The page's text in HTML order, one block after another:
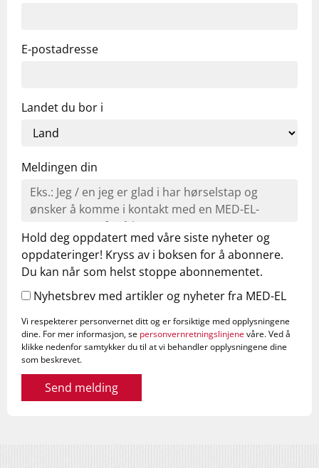
E-postadresse
Landet du bor i
Meldingen din
Hold deg oppdatert med våre siste nyheter og
oppdateringer! Kryss av i boksen for å abonnere.
Du kan når som helst stoppe abonnementet.
Nyhetsbrev med artikler og nyheter fra MED-EL
Vi respekterer personvernet ditt og er forsiktige med opplysningene
dine. For mer informasjon, se personvernretningslinjene våre. Ved å
klikke nedenfor samtykker du til at vi behandler opplysningene dine
som beskrevet.
Send melding